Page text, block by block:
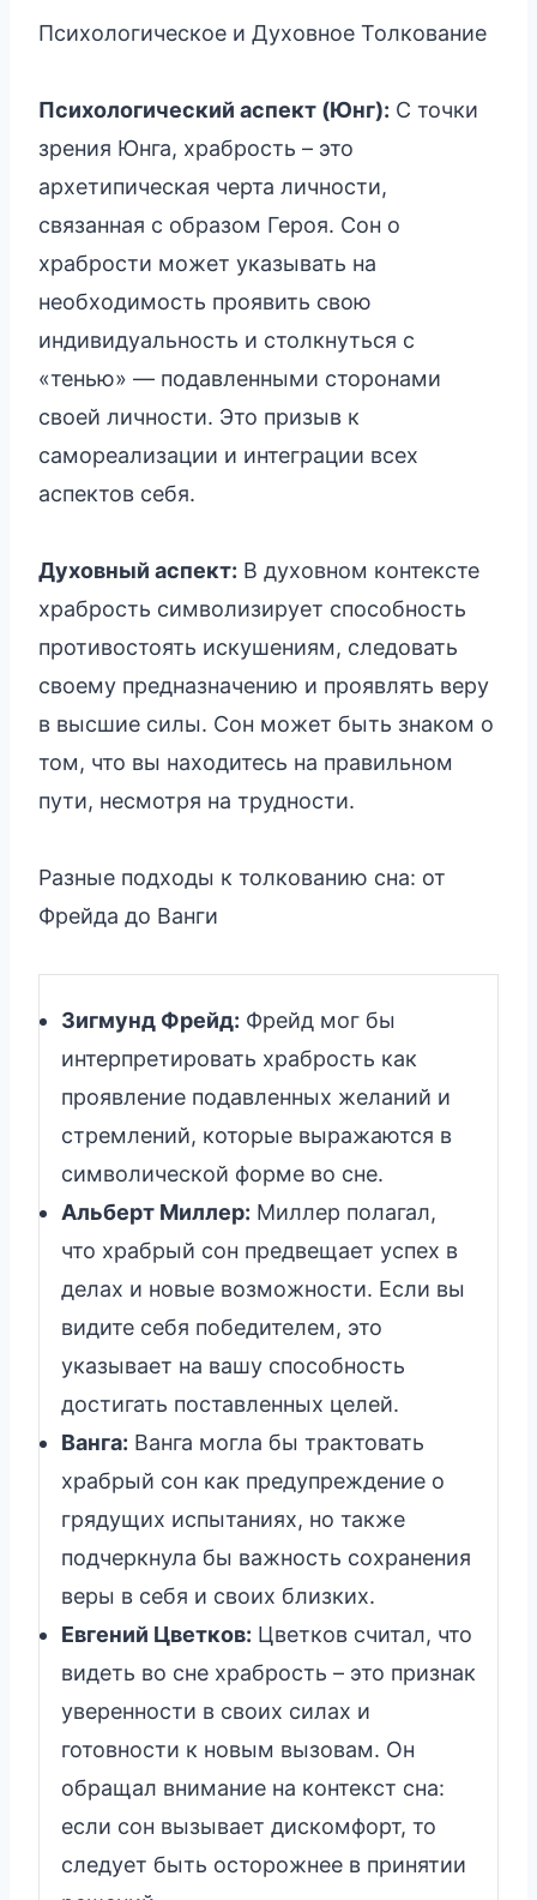
Психологическое и Духовное Толкование
Психологический аспект (Юнг): С точки
зрения Юнга, храбрость – это
архетипическая черта личности,
связанная с образом Героя. Сон о
храбрости может указывать на
необходимость проявить свою
индивидуальность и столкнуться с
«тенью» — подавленными сторонами
своей личности. Это призыв к
самореализации и интеграции всех
аспектов себя.
Духовный аспект: В духовном контексте
храбрость символизирует способность
противостоять искушениям, следовать
своему предназначению и проявлять веру
в высшие силы. Сон может быть знаком о
том, что вы находитесь на правильном
пути, несмотря на трудности.
Разные подходы к толкованию сна: от
Фрейда до Ванги
Зигмунд Фрейд: Фрейд мог бы
интерпретировать храбрость как
проявление подавленных желаний и
стремлений, которые выражаются в
символической форме во сне.
Альберт Миллер: Миллер полагал,
что храбрый сон предвещает успех в
делах и новые возможности. Если вы
видите себя победителем, это
указывает на вашу способность
достигать поставленных целей.
Ванга: Ванга могла бы трактовать
храбрый сон как предупреждение о
грядущих испытаниях, но также
подчеркнула бы важность сохранения
веры в себя и своих близких.
Евгений Цветков: Цветков считал, что
видеть во сне храбрость – это признак
уверенности в своих силах и
готовности к новым вызовам. Он
обращал внимание на контекст сна:
если сон вызывает дискомфорт, то
следует быть осторожнее в принятии